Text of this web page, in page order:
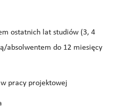
ostatnich lat studiów (3, 4
absolwentem do 12 miesięcy
w pracy projektowej